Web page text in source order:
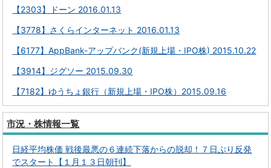
【2303】ドーン 2016.01.13
【3778】さくらインターネット 2016.01.13
【6177】AppBank-アップバンク(新規上場・IPO株) 2015.10.22
【3914】ジグソー 2015.09.30
【7182】ゆうちょ銀行（新規上場・IPO株）2015.09.16
市況・株情報一覧
日経平均株価 戦後最悪の６連続下落からの脱却！７日ぶり反発
でスタート【１月１３日朝刊】